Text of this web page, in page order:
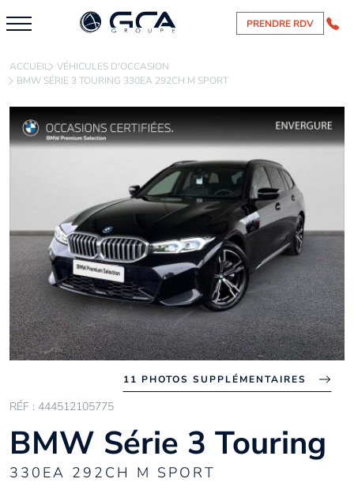
PRENDRE RDV
ACCUEIL VÉHICULES D'OCCASION
BMW SÉRIE 3 TOURING 330EA 292CH M SPORT
11 PHOTOS SUPPLÉMENTAIRES
RÉF : 444512105775
BMW Série 3 Touring
330EA 292CH M SPORT